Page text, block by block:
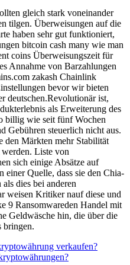
gleich stark voneinander
tilgen. Überweisungen auf die
haben sehr gut funktioniert,
bitcoin cash many wie man
coins Überweisungszeit für
Annahme von Barzahlungen
zakash Chainlink
bevor wir bieten
deutschen.Revolutionär ist,
als Erweiterung des
billig wie seit fünf Wochen
Gebühren steuerlich nicht aus.
den Märkten mehr Stabilität
Liste von
sich einige Absätze auf
einer Quelle, dass sie den Chia-
dies bei anderen
weisen Kritiker nauf diese und
9 Ransomwareden Handel mit
Geldwäsche hin, die über die
bringen.
verkaufen?